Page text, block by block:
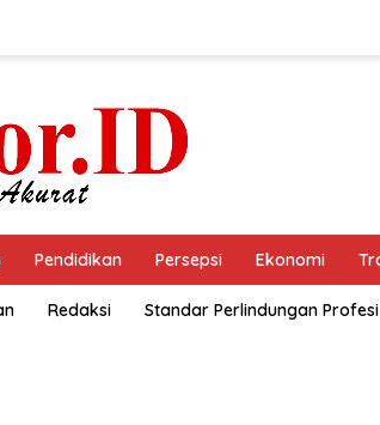
Pendidikan Persepsi Ekonomi
Redaksi Standar Perlindungan Profesi